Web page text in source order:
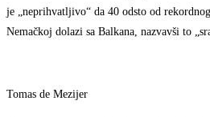
je „neprihvatljivo“ da 40 odsto od
Nemačkoj dolazi sa Balkana, nazvavši to
Tomas de Mezijer